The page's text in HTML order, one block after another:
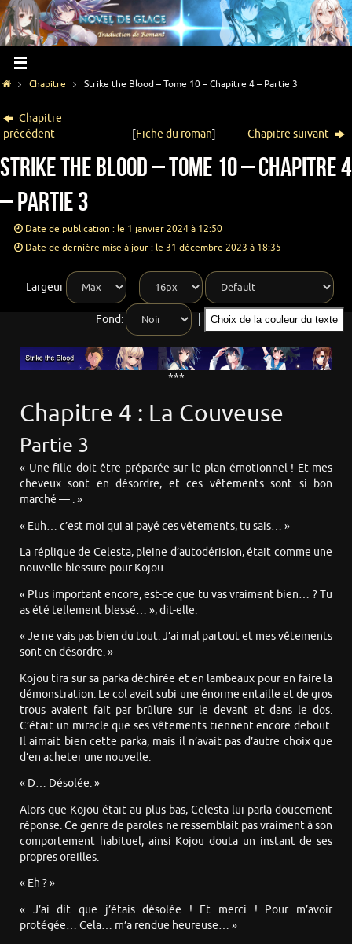
Chapitre Strike the Blood – Tome 10 – Chapitre 4 – Partie 3
Chapitre
précédent
[Fiche du roman] Chapitre suivant
Strike the Blood – Tome 10 – Chapitre 4
– Partie 3
Date de publication : le 1 janvier 2024 à 12:50
Date de dernière mise à jour : le 31 décembre 2023 à 18:35
Largeur
Fond: Choix de la couleur du texte
***
Chapitre 4 : La Couveuse
Partie 3
« Une fille doit être préparée sur le plan émotionnel ! Et mes
cheveux sont en désordre, et ces vêtements sont si bon
marché — . »
« Euh… c’est moi qui ai payé ces vêtements, tu sais… »
La réplique de Celesta, pleine d’autodérision, était comme une
nouvelle blessure pour Kojou.
« Plus important encore, est-ce que tu vas vraiment bien… ? Tu
as été tellement blessé… », dit-elle.
« Je ne vais pas bien du tout. J’ai mal partout et mes vêtements
sont en désordre. »
Kojou tira sur sa parka déchirée et en lambeaux pour en faire la
démonstration. Le col avait subi une énorme entaille et de gros
trous avaient fait par brûlure sur le devant et dans le dos.
C’était un miracle que ses vêtements tiennent encore debout.
Il aimait bien cette parka, mais il n’avait pas d’autre choix que
d’en acheter une nouvelle.
« D… Désolée. »
Alors que Kojou était au plus bas, Celesta lui parla doucement
réponse. Ce genre de paroles ne ressemblait pas vraiment à son
comportement habituel, ainsi Kojou douta un instant de ses
propres oreilles.
« Eh ? »
« J’ai dit que j’étais désolée ! Et merci ! Pour m’avoir
protégée… Cela… m’a rendue heureuse… »